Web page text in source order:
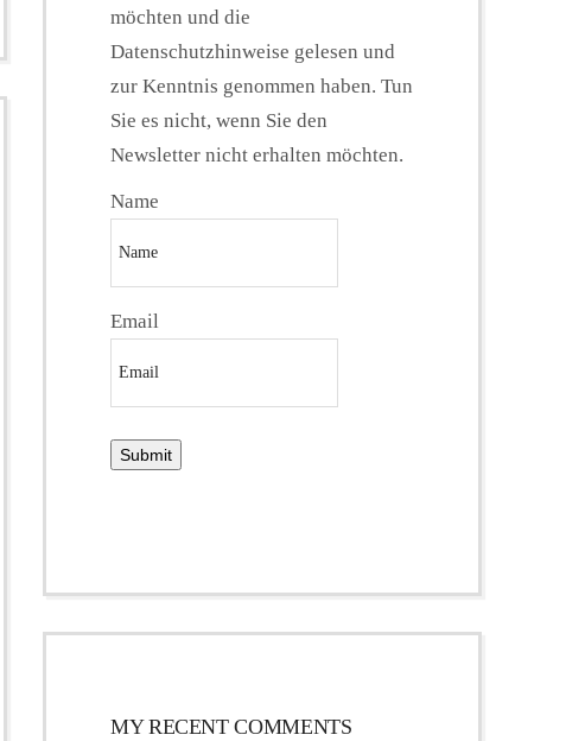
möchten und die
Datenschutzhinweise gelesen und
zur Kenntnis genommen haben. Tun
Sie es nicht, wenn Sie den
Newsletter nicht erhalten möchten.
Name
Email
MY RECENT COMMENTS